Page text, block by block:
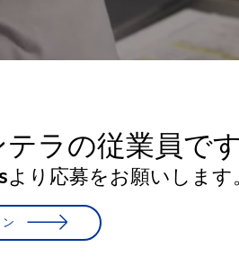
ラの従業員で
り応募をお願いします